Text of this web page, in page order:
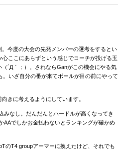
今度の大会の先発メンバーの選考をするとい
ここにあらずという感じでコーチが投げる玉
´Д｀；）。されならGanがこの機会にやる気
いざ自分の番が来てボールが目の前にやって
きに考えるようにしています。
なし。だんだんとハードルが高くなってき
AAでしかお金払わないとランキングが確かめ
のT4 groupアーマーに換えたけど、それでも